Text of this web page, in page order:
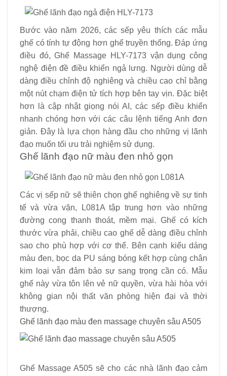
Bước vào năm 2026, các sếp yêu thích các mẫu
ghế có tính tự động hơn ghế truyền thống. Đáp ứng
điều đó, Ghế Massage HLY-7173 vận dụng công
nghệ điện đề điều khiển ngả lưng. Người dùng dễ
dàng điều chỉnh độ nghiêng và chiều cao chỉ bằng
một nút chạm điện tử tích hợp bên tay vịn. Đặc biệt
hơn là cập nhật giọng nói AI, các sếp điều khiển
nhanh chóng hơn với các câu lệnh tiếng Anh đơn
giản. Đây là lựa chọn hàng đầu cho những vị lãnh
đạo muốn tối ưu trải nghiệm sử dụng.
Ghế lãnh đạo nữ màu đen nhỏ gọn
Các vị sếp nữ sẽ thiên chọn ghế nghiêng về sự tinh
tế và vừa vặn, L081A tập trung hơn vào những
đường cong thanh thoát, mềm mại. Ghế có kích
thước vừa phải, chiều cao ghế dễ dàng điều chỉnh
sao cho phù hợp với cơ thể. Bên cạnh kiểu dáng
màu đen, bọc da PU sáng bóng kết hợp cùng chân
kim loại vẫn đảm bảo sự sang trọng cần có. Mẫu
ghế này vừa tôn lên vẻ nữ quyền, vừa hài hòa với
không gian nội thất văn phòng hiện đại và thời
thượng.
Ghế lãnh đạo màu đen massage chuyên sâu A505
Ghế Massage A505 sẽ cho các nhà lãnh đạo cảm